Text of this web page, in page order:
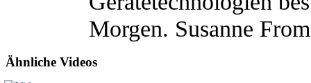
Morgen. Susanne
Ähnliche Videos